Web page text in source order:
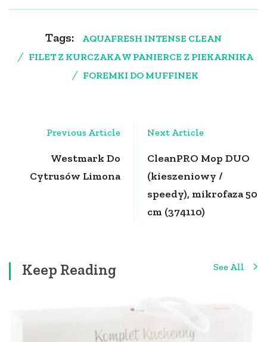
Tags:
AQUAFRESH INTENSE CLEAN
FILET Z KURCZAKA W PANIERCE Z PIEKARNIKA
FOREMKI DO MUFFINEK
Previous Article
Westmark Do
Cytrusów Limona
Next Article
CleanPRO Mop DUO
(kieszeniowy /
speedy), mikrofaza 50
cm (374110)
Keep Reading See All